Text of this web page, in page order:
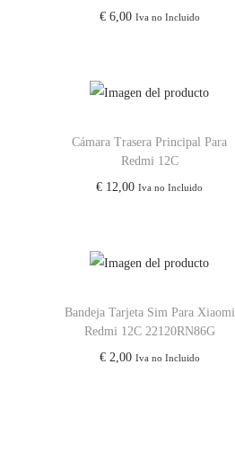
€6,00 Iva no Incluido
Cámara Trasera Principal Para
Redmi 12C
€ 12,00 Iva no Incluido
Bandeja Tarjeta Sim Para Xiaomi
Redmi 12C 22120RN86G
€2,00 Iva no Incluido